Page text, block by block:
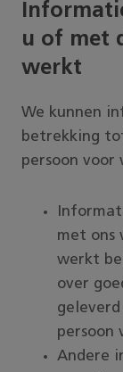
u of met
werkt
We kunnen
betrekking
persoon voor
met ons
werkt
over
persoon
Andere